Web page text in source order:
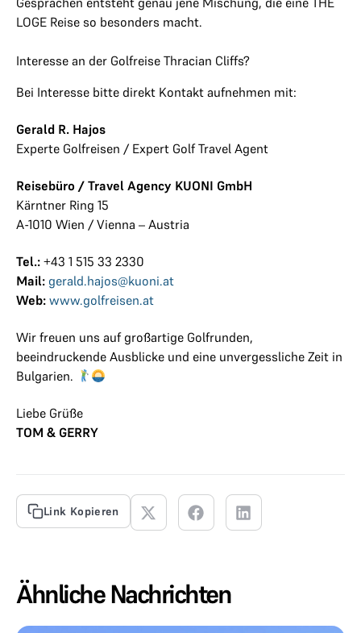
LOGE Reise so besonders macht.
Interesse an der Golfreise Thracian Cliffs?
Bei Interesse bitte direkt Kontakt aufnehmen mit:
Gerald R. Hajos
Experte Golfreisen / Expert Golf Travel Agent
Reisebüro / Travel Agency KUONI GmbH
Kärntner Ring 15
A-1010 Wien / Vienna – Austria
Tel.: +43 1 515 33 2330
Mail: gerald.hajos@kuoni.at
Web: www.golfreisen.at
Wir freuen uns auf großartige Golfrunden,
beeindruckende Ausblicke und eine unvergessliche Zeit in
Bulgarien.
Liebe Grüße
TOM & GERRY
Link Kopieren
Ähnliche Nachrichten